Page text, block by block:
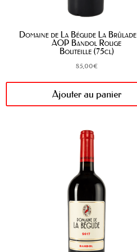
Domaine de La Bégude La
AOP Bandol Rouge
Bouteille (75cl)
85,00€
Ajouter au panier